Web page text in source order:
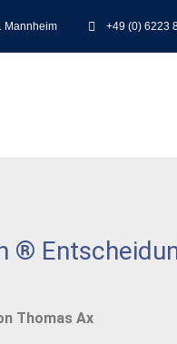
Mannheim +49 (0) 6223
®
Thomas Ax